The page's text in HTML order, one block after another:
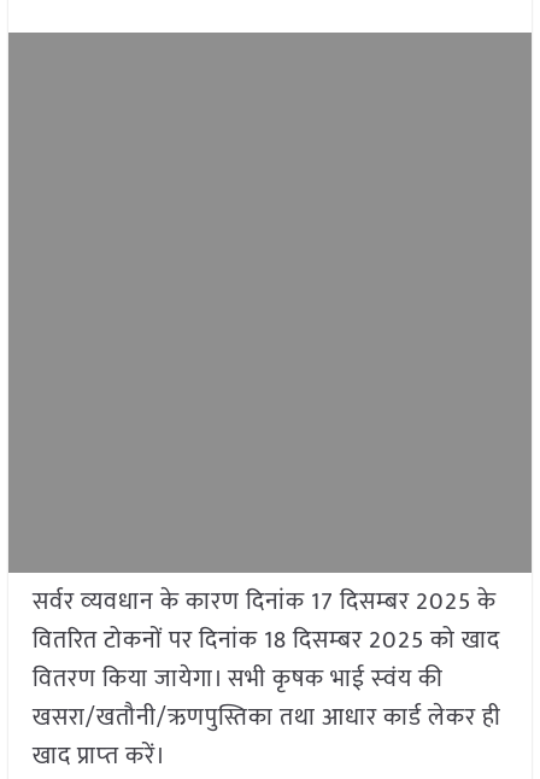
सर्वर व्‍यवधान के कारण दिनांक 17 दिसम्‍बर 2025 के
वितरित टोकनों पर दिनांक 18 दिसम्‍बर 2025 को खाद
वितरण किया जायेगा। सभी कृषक भाई स्‍वंय की
खसरा/खतौनी/ऋणपुस्तिका तथा आधार कार्ड लेकर ही
खाद प्राप्‍त करें।